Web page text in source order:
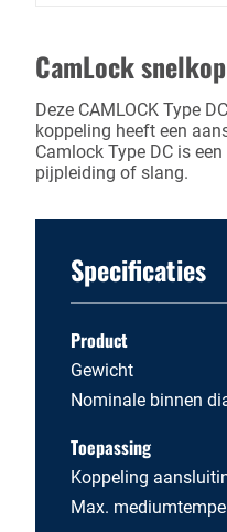
CamLock
Deze CAMLOCK Type
koppeling heeft een
Camlock Type DC is
pijpleiding of slang.
Specificaties
Product
Gewicht
Nominale binnen
Toepassing
Koppeling
Max.